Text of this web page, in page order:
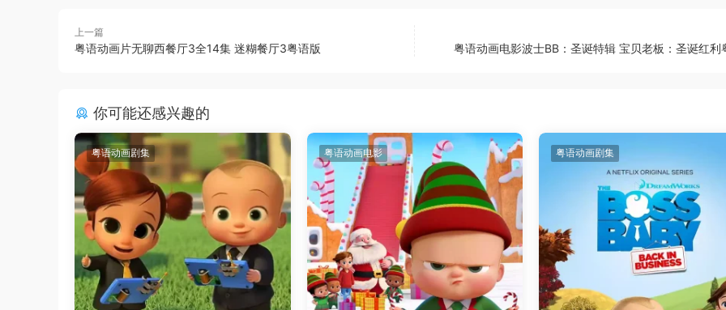
上一篇
粤语动画片无聊西餐厅3全14集 迷糊餐厅3粤语版 粤语动画电影波士BB：圣诞特辑 宝贝老板：圣诞红利
你可能还感兴趣的
粤语动画剧集 粤语动画电影 粤语动画剧集